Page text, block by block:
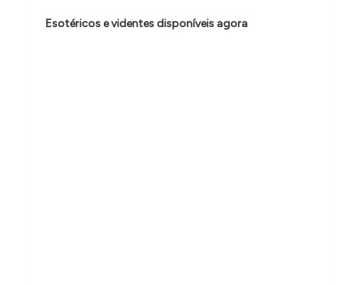
d
Esotéricos e videntes disponíveis agora